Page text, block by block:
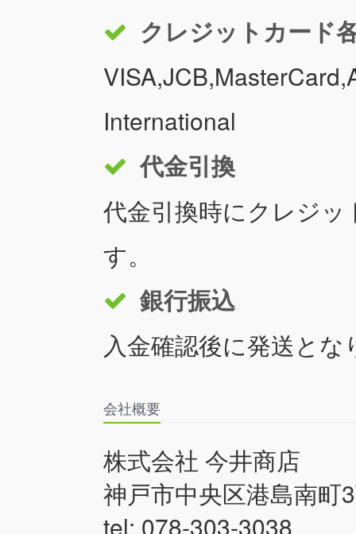
クレジットカード
International
代金引換
代金引換時にクレジ
す。
銀行振込
入金確認後に発送とな
会社概要
株式会社 今井商店
神戸市中央区港島南町
tel: 078-303-3038